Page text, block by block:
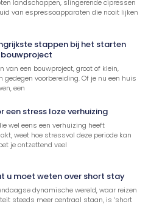
landschappen, slingerende cipressen
van espressoapparaten die nooit lijken
stappen bij het starten
bouwproject
van een bouwproject, groot of klein,
gedegen voorbereiding. Of je nu een huis
een
een stress loze verhuizing
wel eens een verhuizing heeft
weet hoe stressvol deze periode kan
je ontzettend veel
u moet weten over short stay
dynamische wereld, waar reizen
steeds meer centraal staan, is ‘short